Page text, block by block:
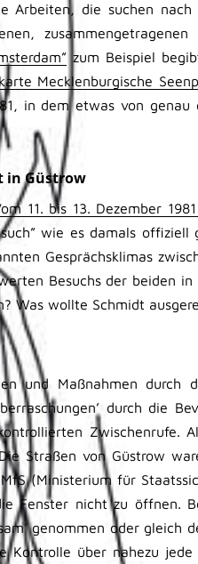
Arbeiten, die suchen
zum Beispiel
Mecklenburgische
in dem etwas von
in Güstrow
11. bis 13. Dezember
wie es damals
Gesprächsklimas
Besuchs der beiden in
Was wollte Schmidt
und Maßnahmen
durch die
Zwischenrufe.
Straßen von Güstrow
(Ministerium für
Fenster nicht zu öffnen.
genommen oder
Kontrolle über nahezu